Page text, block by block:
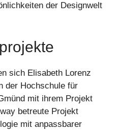
der Designwelt
sich Elisabeth Lorenz
der Hochschule für
mit ihrem Projekt
betreute Projekt
mit anpassbarer